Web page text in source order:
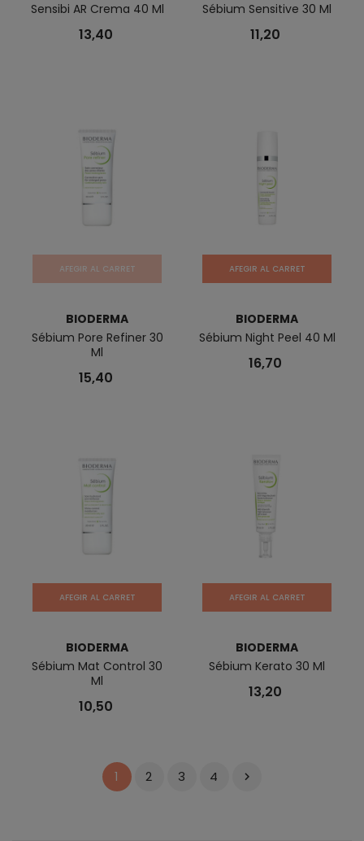
Sensibi AR Crema 40 Ml
13,40
Sébium Sensitive 30 Ml
11,20
AFEGIR AL CARRET
BIODERMA
Sébium Pore Refiner 30
Ml
15,40
AFEGIR AL CARRET
BIODERMA
Sébium Night Peel 40 Ml
16,70
AFEGIR AL CARRET
BIODERMA
Sébium Mat Control 30
Ml
10,50
AFEGIR AL CARRET
BIODERMA
Sébium Kerato 30 Ml
13,20
1 2 3 4 